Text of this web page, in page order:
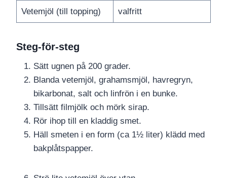
Vetemjöl (till topping) valfritt
Steg-för-steg
Sätt ugnen på 200 grader.
Blanda vetemjöl, grahamsmjöl, havregryn,
bikarbonat, salt och linfrön i en bunke.
Tillsätt filmjölk och mörk sirap.
Rör ihop till en kladdig smet.
Häll smeten i en form (ca 1½ liter) klädd med
bakplåtspapper.